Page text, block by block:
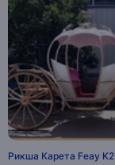
Рикша Карета Feay K2